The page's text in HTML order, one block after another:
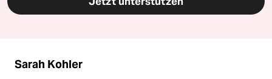
Sarah Kohler